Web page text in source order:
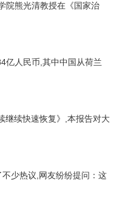
院熊光清教授在《国家治
亿人民币,其中中国从荷兰
继续快速恢复》,本报告对大
少热议,网友纷纷提问：这